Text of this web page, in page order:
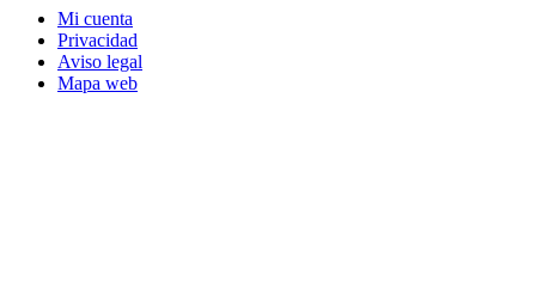
Mi cuenta
Privacidad
Aviso legal
Mapa web